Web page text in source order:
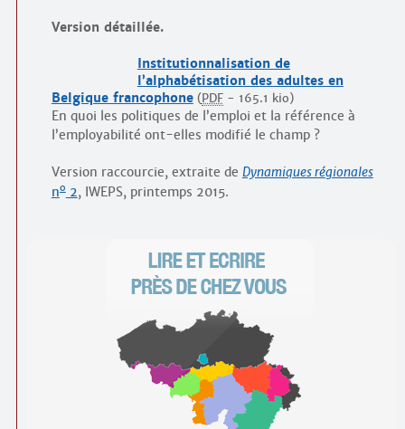
Version détaillée.
Institutionnalisation de
l’alphabétisation des adultes en
Belgique francophone ( PDF- 165.1 kio)
En quoi les politiques de l’emploi et la référence à
l’employabilité ont-elles modifié le champ ?
Version raccourcie, extraite de Dynamiques régionales
no2, IWEPS, printemps 2015.